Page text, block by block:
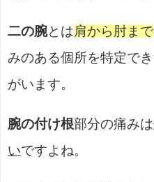
二の腕とは 肩から肘まで
みのある個所を特定で
がいます。
腕の付け根部分の痛みは
いですよね。